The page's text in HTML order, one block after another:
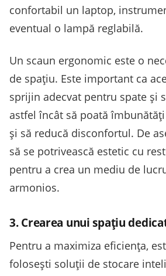
confortabil un laptop,
eventual o lampă reglabilă.
Un scaun ergonomic este o
de spațiu. Este important ca
sprijin adecvat pentru spate și
astfel încât să poată
și să reducă disconfortul. De
să se potrivească estetic cu
pentru a crea un mediu de
armonios.
3. Crearea unui spațiu
Pentru a maximiza eficiența,
folosești soluții de stocare